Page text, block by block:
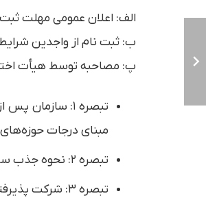
الف: اعلان عمومی مهلت
ب: ثبت نام از واجدین
پ: مصاحبه توسط هیأت
تبصره ۱:
مبنای درجات
تبصره ۲: نحوه جذب سردفتر بر اساس این ماده نافی صلاحیت رئیس قوه قضائیه برای جذب سردفتر بر اساس ماده (۲) قانون نخواهد بود.
تبصره ۳: شرکت پذیرفته شدگان در دوره کارآموزی که توسط هیات اختبار تعیین می‌گردد، الزامی است.